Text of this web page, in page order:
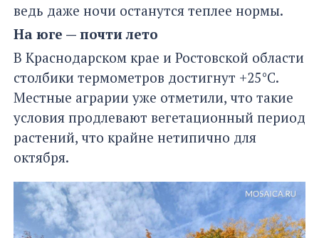
ведь даже ночи останутся теплее нормы.
На юге — почти лето
В Краснодарском крае и Ростовской области
столбики термометров достигнут +25°C.
Местные аграрии уже отметили, что такие
условия продлевают вегетационный период
растений, что крайне нетипично для
октября.